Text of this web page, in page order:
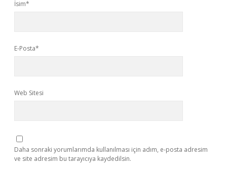
İsim*
E-Posta*
Web Sitesi
Daha sonraki yorumlarımda kullanılması için adım, e-posta adresim
ve site adresim bu tarayıcıya kaydedilsin.